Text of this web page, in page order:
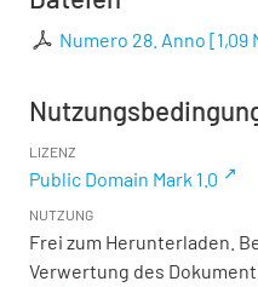
Numero 28. Anno [1,09
LIZENZ
Public Domain Mark 1.0
NUTZUNG
Frei zum Herunterladen.
Verwertung des